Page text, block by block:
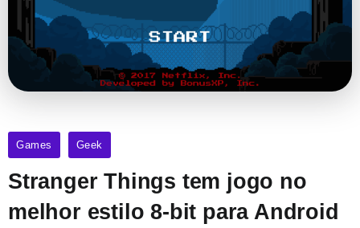
Games Geek
Stranger Things tem jogo no
melhor estilo 8-bit para Android